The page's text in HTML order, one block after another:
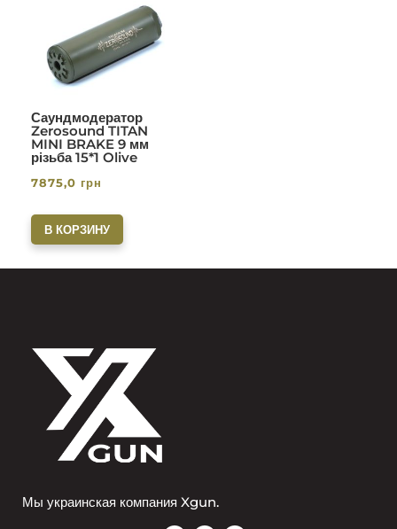
Саундмодератор
Zerosound TITAN
MINI BRAKE 9 мм
різьба 15*1 Olive
7875,0 грн
В КОРЗИНУ
Мы украинская компания Xgun.